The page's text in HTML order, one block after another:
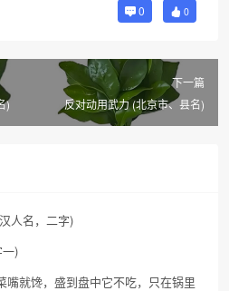
0 0
)
下一篇
反对动用武力 (北京市、县名)
人名，二字)
)
嘴就馋，盛到盘中它不吃，只在锅里